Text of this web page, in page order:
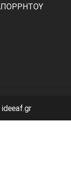
ideeaf.gr